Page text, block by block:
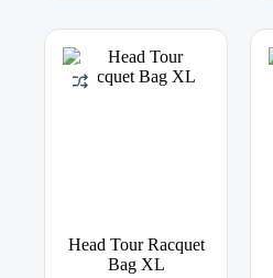
Head Tour Racquet
Bag XL